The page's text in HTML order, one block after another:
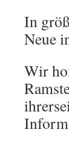
In
Neue
Wir